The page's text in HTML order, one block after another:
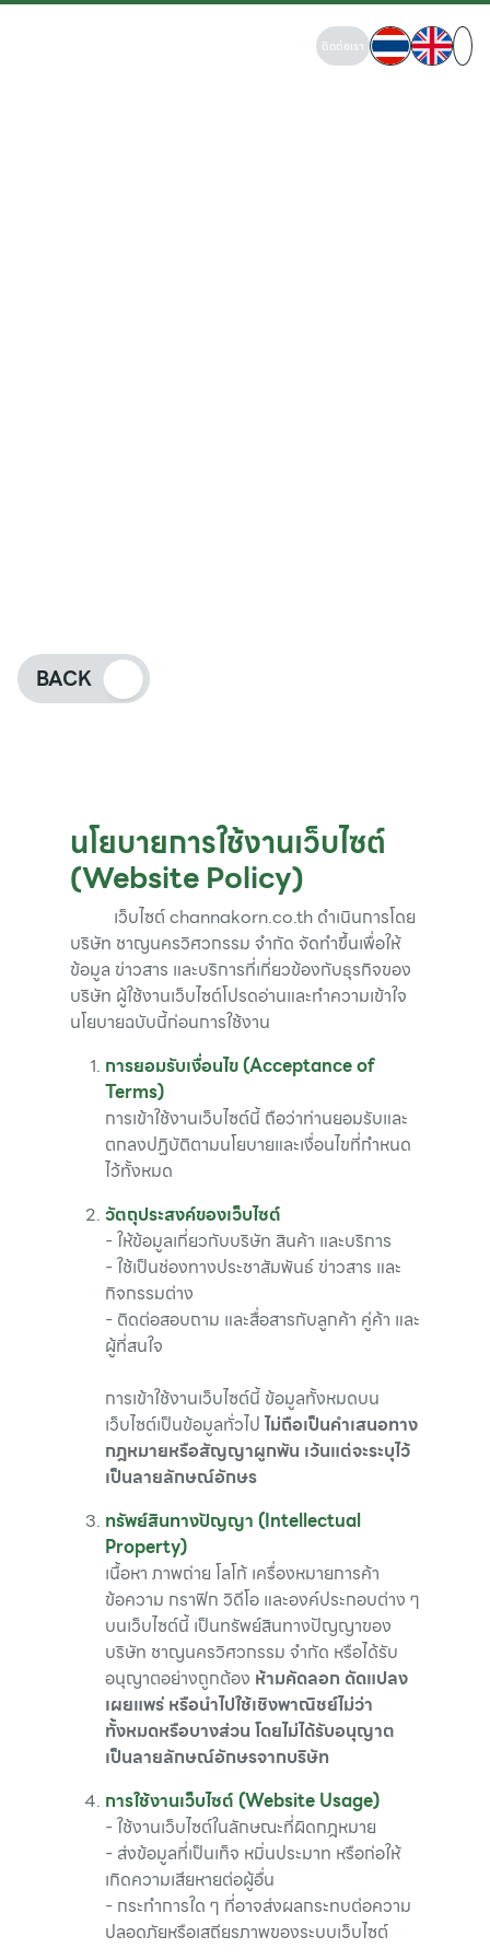
ติดต่อเรา
BACK
นโยบายการใช้งานเว็บไซต์
(Website Policy)
เว็บไซต์ channakorn.co.th ดำเนินการโดย
บริษัท ชาญนครวิศวกรรม จำกัด จัดทำขึ้นเพื่อให้
ข้อมูล ข่าวสาร และบริการที่เกี่ยวข้องกับธุรกิจของ
บริษัท ผู้ใช้งานเว็บไซต์โปรดอ่านและทำความเข้าใจ
นโยบายฉบับนี้ก่อนการใช้งาน
การยอมรับเงื่อนไข (Acceptance of
Terms)
การเข้าใช้งานเว็บไซต์นี้ ถือว่าท่านยอมรับและ
ตกลงปฏิบัติตามนโยบายและเงื่อนไขที่กำหนด
ไว้ทั้งหมด
วัตถุประสงค์ของเว็บไซต์
- ให้ข้อมูลเกี่ยวกับบริษัท สินค้า และบริการ
- ใช้เป็นช่องทางประชาสัมพันธ์ ข่าวสาร และ
กิจกรรมต่าง
- ติดต่อสอบถาม และสื่อสารกับลูกค้า คู่ค้า และ
ผู้ที่สนใจ
การเข้าใช้งานเว็บไซต์นี้ ข้อมูลทั้งหมดบน
เว็บไซต์เป็นข้อมูลทั่วไป ไม่ถือเป็นคำเสนอทาง
กฎหมายหรือสัญญาผูกพัน เว้นแต่จะระบุไว้
เป็นลายลักษณ์อักษร
ทรัพย์สินทางปัญญา (Intellectual
Property)
เนื้อหา ภาพถ่าย โลโก้ เครื่องหมายการค้า
ข้อความ กราฟิก วิดีโอ และองค์ประกอบต่าง ๆ
บนเว็บไซต์นี้ เป็นทรัพย์สินทางปัญญาของ
บริษัท ชาญนครวิศวกรรม จำกัด หรือได้รับ
อนุญาตอย่างถูกต้อง ห้ามคัดลอก ดัดแปลง
เผยแพร่ หรือนำไปใช้เชิงพาณิชย์ไม่ว่า
ทั้งหมดหรือบางส่วน โดยไม่ได้รับอนุญาต
เป็นลายลักษณ์อักษรจากบริษัท
การใช้งานเว็บไซต์ (Website Usage)
- ใช้งานเว็บไซต์ในลักษณะที่ผิดกฎหมาย
- ส่งข้อมูลที่เป็นเท็จ หมิ่นประมาท หรือก่อให้
เกิดความเสียหายต่อผู้อื่น
- กระทำการใด ๆ ที่อาจส่งผลกระทบต่อความ
ปลอดภัยหรือเสถียรภาพของระบบเว็บไซต์